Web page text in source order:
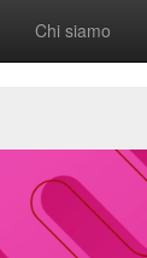
Chi siamo